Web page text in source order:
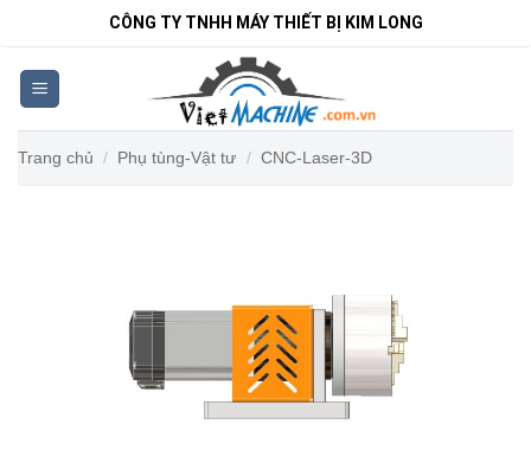
nội
dung
CÔNG TY TNHH MÁY THIẾT BỊ KIM LONG
Trang chủ / Phụ tùng-Vật tư / CNC-Laser-3D